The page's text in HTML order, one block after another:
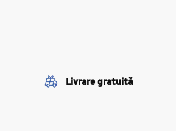
Livrare gratuită